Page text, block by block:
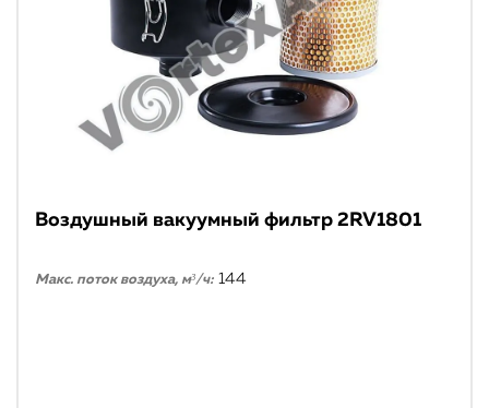
Воздушный вакуумный фильтр 2RV1801
Макс. поток воздуха, м³/ч: 144